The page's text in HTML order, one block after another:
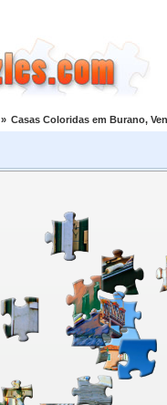
» Casas Coloridas em Burano,